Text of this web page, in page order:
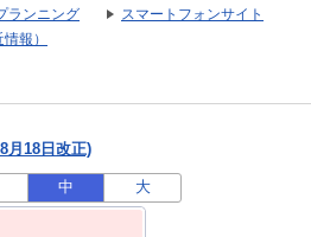
ランニング
スマートフォンサイト
報）
月18日改正)
中 大